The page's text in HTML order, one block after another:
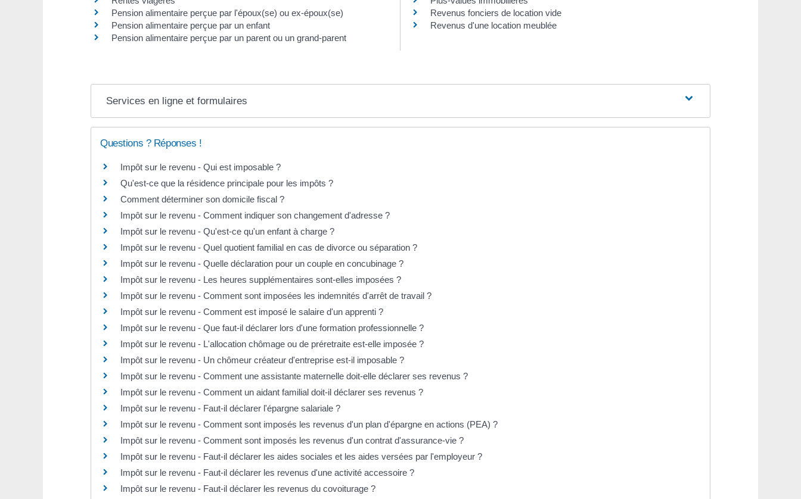
Pension alimentaire perçue par l'époux(se) ou ex-époux(se)
Pension alimentaire perçue par un enfant
Pension alimentaire perçue par un parent ou un grand-parent
Revenus fonciers de location vide
Revenus d'une location meublée
Services en ligne et formulaires
Questions ? Réponses !
Impôt sur le revenu - Qui est imposable ?
Qu'est-ce que la résidence principale pour les impôts ?
Comment déterminer son domicile fiscal ?
Impôt sur le revenu - Comment indiquer son changement d'adresse ?
Impôt sur le revenu - Qu'est-ce qu'un enfant à charge ?
Impôt sur le revenu - Quel quotient familial en cas de divorce ou séparation ?
Impôt sur le revenu - Quelle déclaration pour un couple en concubinage ?
Impôt sur le revenu - Les heures supplémentaires sont-elles imposées ?
Impôt sur le revenu - Comment sont imposées les indemnités d'arrêt de travail ?
Impôt sur le revenu - Comment est imposé le salaire d'un apprenti ?
Impôt sur le revenu - Que faut-il déclarer lors d'une formation professionnelle ?
Impôt sur le revenu - L'allocation chômage ou de préretraite est-elle imposée ?
Impôt sur le revenu - Un chômeur créateur d'entreprise est-il imposable ?
Impôt sur le revenu - Comment une assistante maternelle doit-elle déclarer ses revenus ?
Impôt sur le revenu - Comment un aidant familial doit-il déclarer ses revenus ?
Impôt sur le revenu - Faut-il déclarer l'épargne salariale ?
Impôt sur le revenu - Comment sont imposés les revenus d'un plan d'épargne en actions (PEA) ?
Impôt sur le revenu - Comment sont imposés les revenus d'un contrat d'assurance-vie ?
Impôt sur le revenu - Faut-il déclarer les aides sociales et les aides versées par l'employeur ?
Impôt sur le revenu - Faut-il déclarer les revenus d'une activité accessoire ?
Impôt sur le revenu - Faut-il déclarer les revenus du covoiturage ?